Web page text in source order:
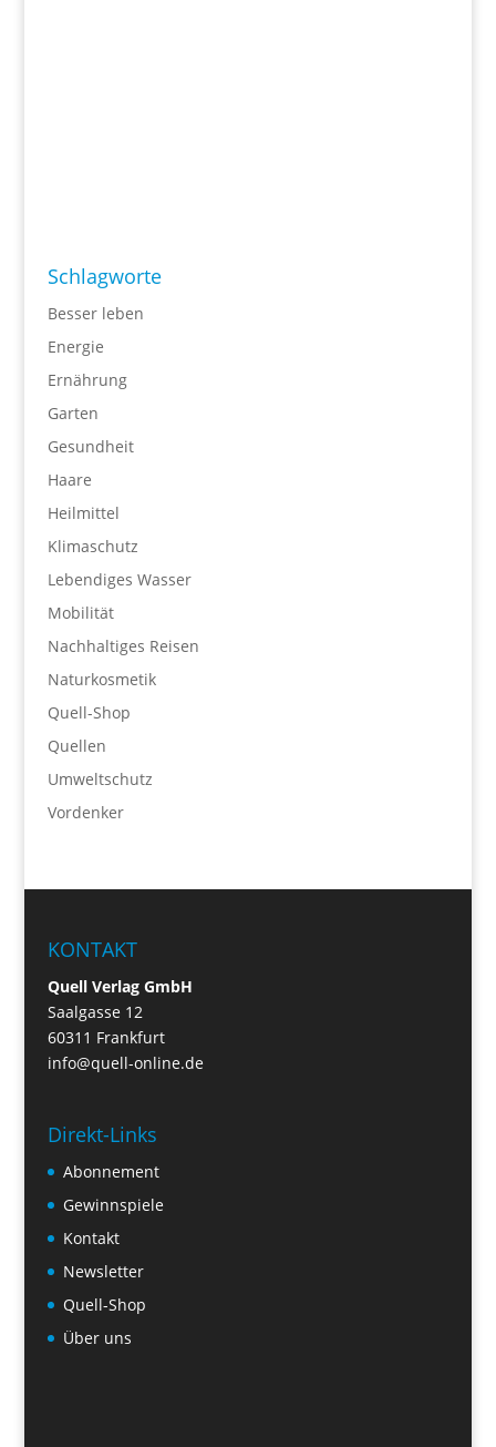
Schlagworte
Besser leben
Energie
Ernährung
Garten
Gesundheit
Haare
Heilmittel
Klimaschutz
Lebendiges Wasser
Mobilität
Nachhaltiges Reisen
Naturkosmetik
Quell-Shop
Quellen
Umweltschutz
Vordenker
KONTAKT
Quell Verlag GmbH
Saalgasse 12
60311 Frankfurt
info@quell-online.de
Direkt-Links
Abonnement
Gewinnspiele
Kontakt
Newsletter
Quell-Shop
Über uns